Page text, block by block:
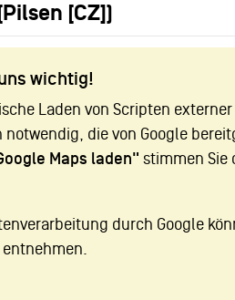
[CZ])
wichtig!
Laden von Scripten
die von Google
Maps laden" stimmen Sie
durch Google
entnehmen.